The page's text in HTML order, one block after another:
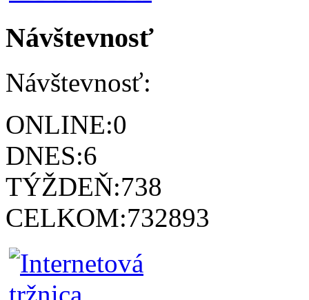
Návštevnosť
Návštevnosť:
ONLINE:0
DNES:6
TÝŽDEŇ:738
CELKOM:732893